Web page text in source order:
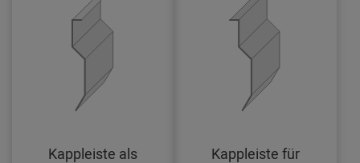
Kappleiste als
Kappleiste für